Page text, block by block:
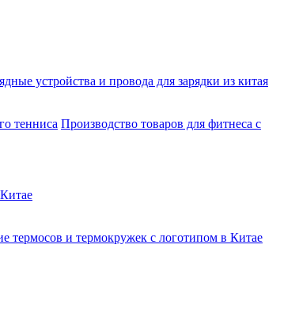
устройства и провода для зарядки из китая
тенниса Производство товаров для фитнеса с
термосов и термокружек с логотипом в Китае